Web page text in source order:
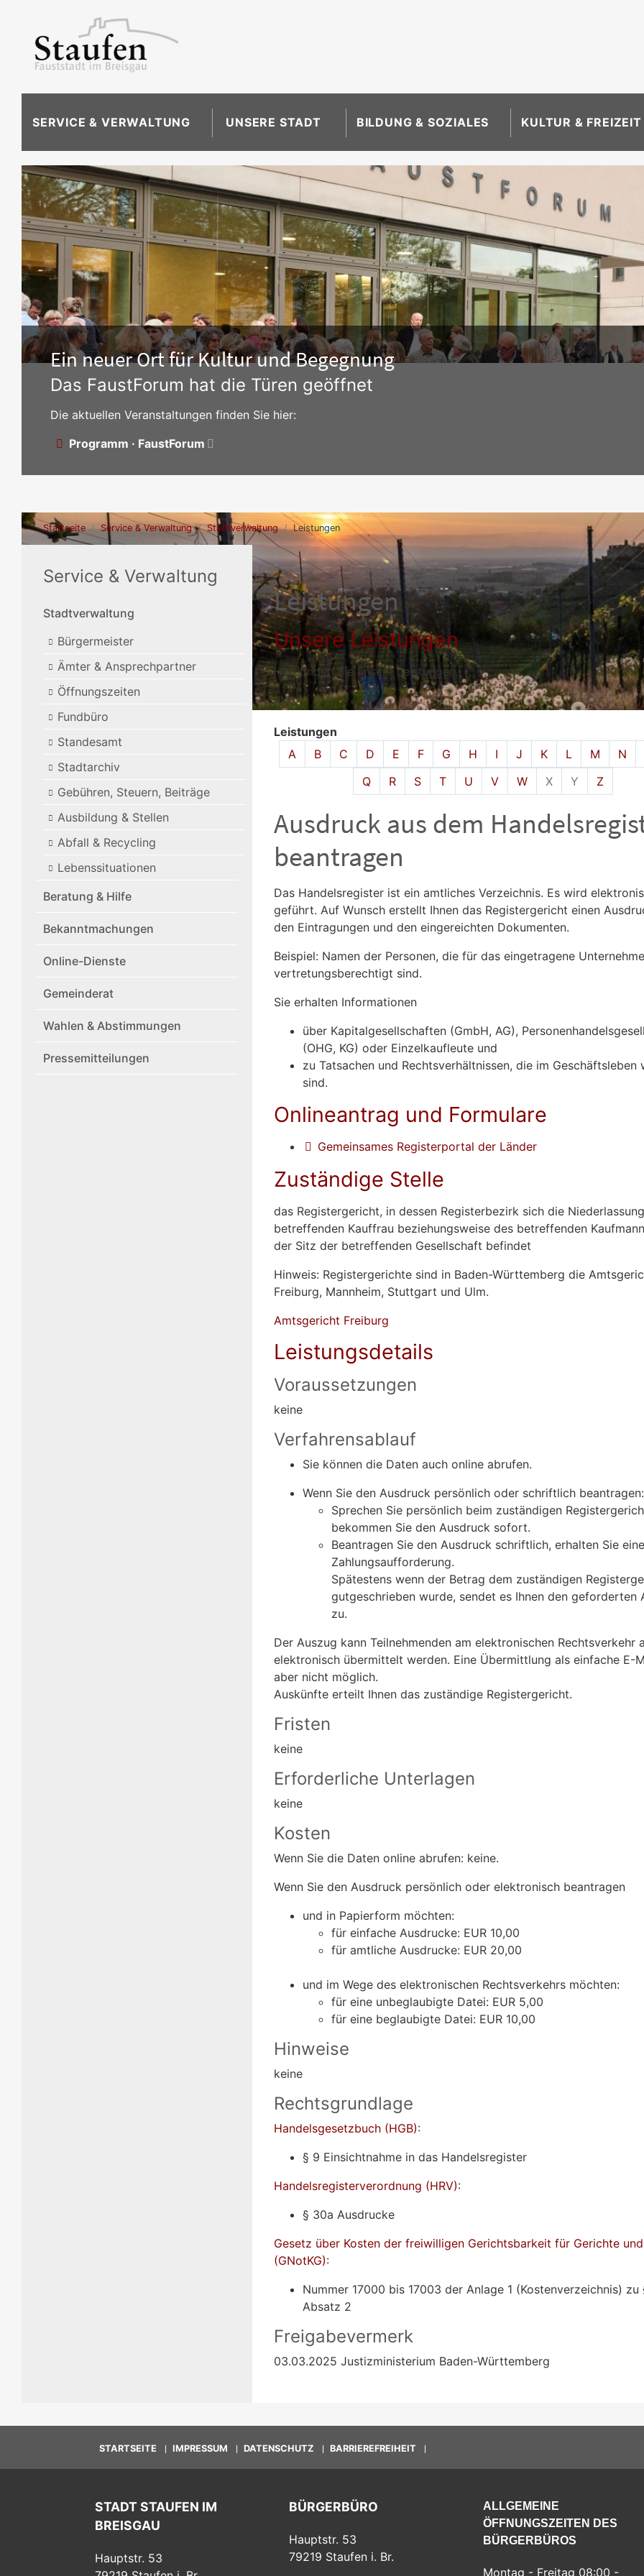
SERVICE & VERWALTUNG UNSERE STADT BILDUNG & SOZIALES KULTUR & FREIZEIT
Ein neuer Ort für Kultur und Begegnung
Das FaustForum hat die Türen geöffnet
Die aktuellen Veranstaltungen finden Sie hier:
Programm · FaustForum
Startseite Service & Verwaltung Stadtverwaltung Leistungen
Service & Verwaltung
Stadtverwaltung
Bürgermeister
Ämter & Ansprechpartner
Öffnungszeiten
Fundbüro
Standesamt
Stadtarchiv
Gebühren, Steuern, Beiträge
Ausbildung & Stellen
Abfall & Recycling
Lebenssituationen
Beratung & Hilfe
Bekanntmachungen
Online-Dienste
Gemeinderat
Wahlen & Abstimmungen
Pressemitteilungen
Leistungen
Unsere Leistungen
Hier finden Sie unsere Leistungen.
Leistungen
Alphabetisches Register überspringen
A B C D E F G H I J K L M N
Q
R S T U V W X Y Z
Ausdruck aus dem
beantragen
Das Handelsregister ist ein amtliches Verzeichnis. Es wird
geführt. Auf Wunsch erstellt Ihnen das Registergericht einen
den Eintragungen und den eingereichten Dokumenten.
Beispiel: Namen der Personen, die für das eingetragene
vertretungsberechtigt sind.
Sie erhalten Informationen
über Kapitalgesellschaften (GmbH, AG),
(OHG, KG) oder Einzelkaufleute und
zu Tatsachen und Rechtsverhältnissen, die im Geschäftsleben
sind.
Onlineantrag und Formulare
Gemeinsames Registerportal der Länder
Zuständige Stelle
das Registergericht, in dessen Registerbezirk sich die
betreffenden Kauffrau beziehungsweise des betreffenden
der Sitz der betreffenden Gesellschaft befindet
Hinweis: Registergerichte sind in Baden-Württemberg die
Freiburg, Mannheim, Stuttgart und Ulm.
Amtsgericht Freiburg
Leistungsdetails
Voraussetzungen
keine
Verfahrensablauf
Sie können die Daten auch online abrufen.
Wenn Sie den Ausdruck persönlich oder schriftlich beantragen:
Sprechen Sie persönlich beim zuständigen
bekommen Sie den Ausdruck sofort.
Beantragen Sie den Ausdruck schriftlich, erhalten Sie eine
Zahlungsaufforderung.
Spätestens wenn der Betrag dem zuständigen
gutgeschrieben wurde, sendet es Ihnen den geforderten
zu.
Der Auszug kann Teilnehmenden am elektronischen Rechtsverkehr
elektronisch übermittelt werden. Eine Übermittlung als einfache E-
aber nicht möglich.
Auskünfte erteilt Ihnen das zuständige Registergericht.
Fristen
keine
Erforderliche Unterlagen
keine
Kosten
Wenn Sie die Daten online abrufen: keine.
Wenn Sie den Ausdruck persönlich oder elektronisch beantragen
und in Papierform möchten:
für einfache Ausdrucke: EUR 10,00
für amtliche Ausdrucke: EUR 20,00
und im Wege des elektronischen Rechtsverkehrs möchten:
für eine unbeglaubigte Datei: EUR 5,00
für eine beglaubigte Datei: EUR 10,00
Hinweise
keine
Rechtsgrundlage
Handelsgesetzbuch (HGB):
§ 9 Einsichtnahme in das Handelsregister
Handelsregisterverordnung (HRV):
§ 30a Ausdrucke
Gesetz über Kosten der freiwilligen Gerichtsbarkeit für Gerichte
(GNotKG):
Nummer 17000 bis 17003 der Anlage 1 (Kostenverzeichnis) zu
Absatz 2
Freigabevermerk
03.03.2025 Justizministerium Baden-Württemberg
STARTSEITE IMPRESSUM DATENSCHUTZ BARRIEREFREIHEIT
STADT STAUFEN IM
BREISGAU
Hauptstr. 53
BÜRGERBÜRO
Hauptstr. 53
79219 Staufen i. Br.
ALLGEMEINE
ÖFFNUNGSZEITEN DES
BÜRGERBÜROS
Montag - Freitag 08:00 -